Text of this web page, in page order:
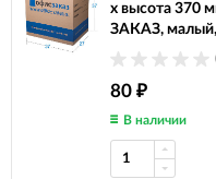
х высота 370
ЗАКАЗ,
80 ₽
В наличии